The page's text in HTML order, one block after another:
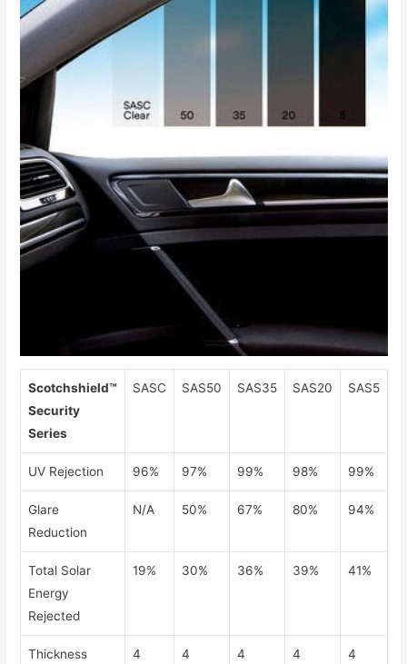
Scotchshield™
Security
Series
SASC SAS50 SAS35 SAS20 SAS5
UV Rejection 96% 97% 99% 98% 99%
Glare
Reduction
N/A 50% 67% 80% 94%
Total Solar
Energy
Rejected
19% 30% 36% 39% 41%
Thickness
4 4 4 4 4